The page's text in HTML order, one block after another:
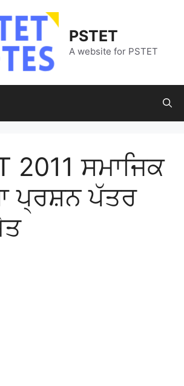
PSTET
A website for PSTET
2011 ਸਮਾਜਿਕ
ਪ੍ਰਸ਼ਨ ਪੱਤਰ